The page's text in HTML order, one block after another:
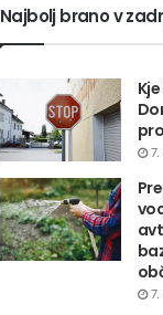
Najbolj brano v